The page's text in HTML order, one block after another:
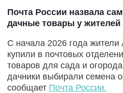
Почта России назвала
дачные товары у жителей
С начала 2026 года жители
купили в почтовых
товаров для сада и
дачники выбирали семена
сообщает Почта России.